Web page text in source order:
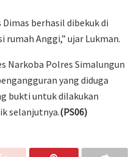
Dimas berhasil dibekuk di
rumah Anggi,” ujar Lukman.
Narkoba Polres Simalungun
yang diduga
bukti untuk dilakukan
selanjutnya.(PS06)